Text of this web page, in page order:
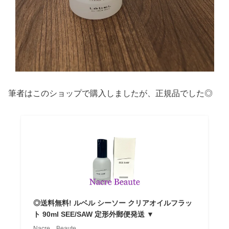
筆者はこのショップで購入しましたが、正規品でした◎
◎送料無料! ルベル シーソー クリアオイルフラッ
ト 90ml SEE/SAW 定形外郵便発送 ▼